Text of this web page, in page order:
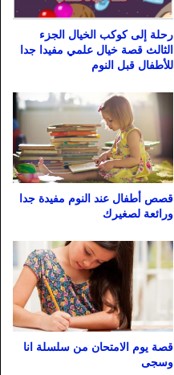
رحلة إلى كوكب الخيال الجزء
الثالث قصة خيال علمي مفيدا جدا
للأطفال قبل النوم
قصص أطفال عند النوم مفيدة جدا
ورائعة لصغيرك
قصة يوم الامتحان من سلسلة انا
وسجى